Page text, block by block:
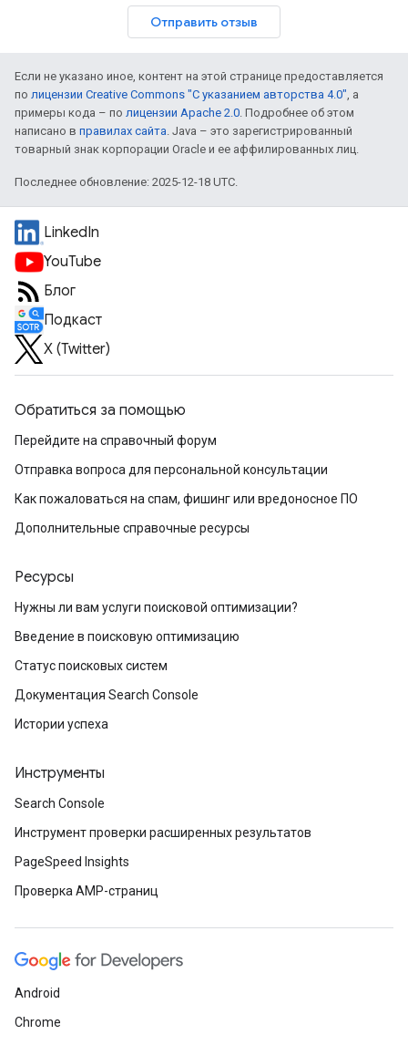
Отправить отзыв
Если не указано иное, контент на этой странице предоставляется
по лицензии Creative Commons "С указанием авторства 4.0", а
примеры кода – по лицензии Apache 2.0. Подробнее об этом
написано в правилах сайта. Java – это зарегистрированный
товарный знак корпорации Oracle и ее аффилированных лиц.
Последнее обновление: 2025-12-18 UTC.
LinkedIn
YouTube
Блог
Подкаст
X (Twitter)
Обратиться за помощью
Перейдите на справочный форум
Отправка вопроса для персональной консультации
Как пожаловаться на спам, фишинг или вредоносное ПО
Дополнительные справочные ресурсы
Ресурсы
Нужны ли вам услуги поисковой оптимизации?
Введение в поисковую оптимизацию
Статус поисковых систем
Документация Search Console
Истории успеха
Инструменты
Search Console
Инструмент проверки расширенных результатов
PageSpeed Insights
Проверка AMP-страниц
Android
Chrome